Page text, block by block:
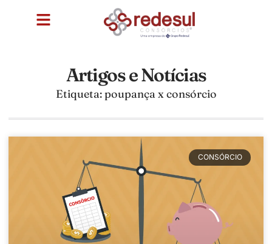
Artigos e Notícias
Etiqueta: poupança x consórcio
CONSÓRCIO